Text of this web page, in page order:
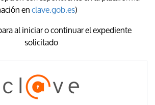
enclave.gob.es)
al iniciar o continuar el expediente
solicitado